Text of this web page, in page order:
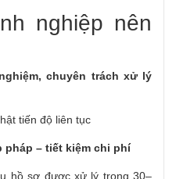
nghiệp nên
chuyên trách xử lý
tiến độ liên tục
– tiết kiệm chi phí
hồ sơ được xử lý trong 30–